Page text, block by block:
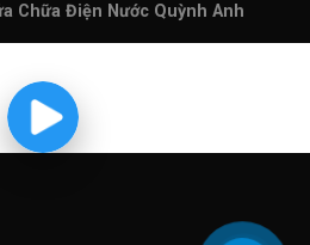
Chữa Điện Nước Quỳnh Anh